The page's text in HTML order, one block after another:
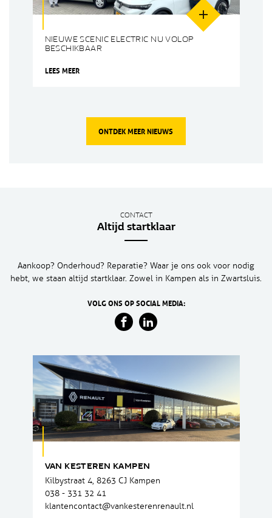
NIEUWE SCENIC ELECTRIC NU VOLOP
BESCHIKBAAR
LEES MEER
ONTDEK MEER NIEUWS
CONTACT
Altijd startklaar
Aankoop? Onderhoud? Reparatie? Waar je ons ook voor nodig
hebt, we staan altijd startklaar. Zowel in Kampen als in Zwartsluis.
VOLG ONS OP SOCIAL MEDIA:
VAN KESTEREN KAMPEN
Kilbystraat 4, 8263 CJ Kampen
038 - 331 32 41
klantencontact@vankesterenrenault.nl